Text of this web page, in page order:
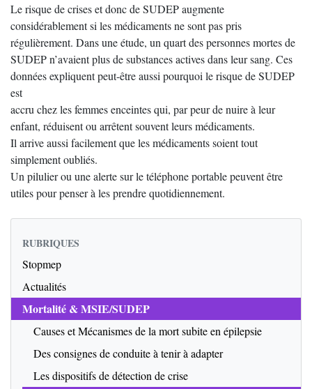
Le risque de crises et donc de SUDEP augmente
considérablement si les médicaments ne sont pas pris
régulièrement. Dans une étude, un quart des personnes mortes de
SUDEP n’avaient plus de substances actives dans leur sang. Ces
données expliquent peut-être aussi pourquoi le risque de SUDEP
est
accru chez les femmes enceintes qui, par peur de nuire à leur
enfant, réduisent ou arrêtent souvent leurs médicaments.
Il arrive aussi facilement que les médicaments soient tout
simplement oubliés.
Un pilulier ou une alerte sur le téléphone portable peuvent être
utiles pour penser à les prendre quotidiennement.
RUBRIQUES
Stopmep
Actualités
Mortalité & MSIE/SUDEP
Causes et Mécanismes de la mort subite en épilepsie
Des consignes de conduite à tenir à adapter
Les dispositifs de détection de crise